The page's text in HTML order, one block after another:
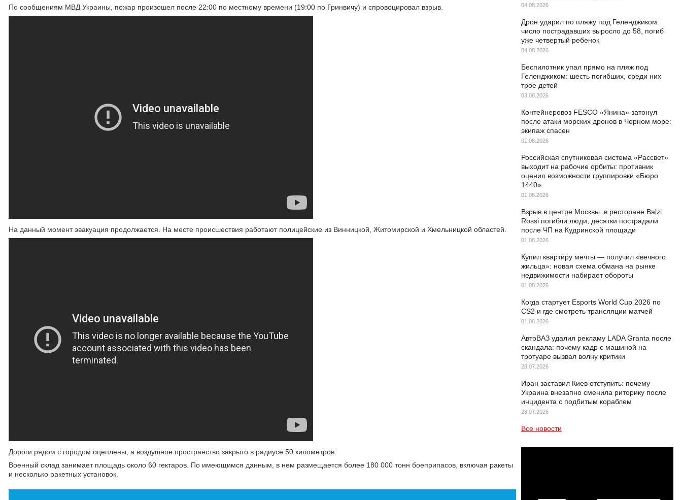
По сообщениям МВД Украины, пожар произошел после 22:00 по местному времени (19:00 по Гринвичу) и спровоцировал взрыв.
На данный момент эвакуация продолжается. На месте происшествия работают полицейские из Винницкой, Житомирской и Хмельницкой областей.
Дороги рядом с городом оцеплены, а воздушное пространство закрыто в радиусе 50 километров.
Военный склад занимает площадь около 60 гектаров. По имеющимся данным, в нем размещается более 180 000 тонн боеприпасов, включая ракеты
и несколько ракетных установок.
04.08.2026
Дрон ударил по пляжу под Геленджиком:
число пострадавших выросло до 58, погиб
уже четвертый ребенок
04.08.2026
Беспилотник упал прямо на пляж под
Геленджиком: шесть погибших, среди них
трое детей
03.08.2026
Контейнеровоз FESCO «Янина» затонул
после атаки морских дронов в Черном море:
экипаж спасен
01.08.2026
Российская спутниковая система «Рассвет»
выходит на рабочие орбиты: противник
оценил возможности группировки «Бюро
1440»
01.08.2026
Взрыв в центре Москвы: в ресторане Balzi
Rossi погибли люди, десятки пострадали
после ЧП на Кудринской площади
01.08.2026
Купил квартиру мечты — получил «вечного
жильца»: новая схема обмана на рынке
недвижимости набирает обороты
01.08.2026
Когда стартует Esports World Cup 2026 по
CS2 и где смотреть трансляции матчей
01.08.2026
АвтоВАЗ удалил рекламу LADA Granta после
скандала: почему кадр с машиной на
тротуаре вызвал волну критики
28.07.2026
Иран заставил Киев отступить: почему
Украина внезапно сменила риторику после
инцидента с подбитым кораблем
28.07.2026
Все новости